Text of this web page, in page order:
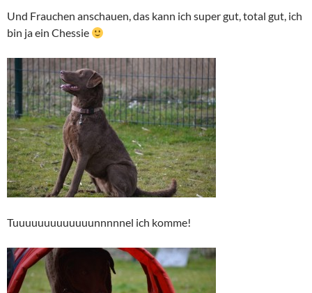
Und Frauchen anschauen, das kann ich super gut, total gut, ich
bin ja ein Chessie
Tuuuuuuuuuuuuunnnnnel ich komme!